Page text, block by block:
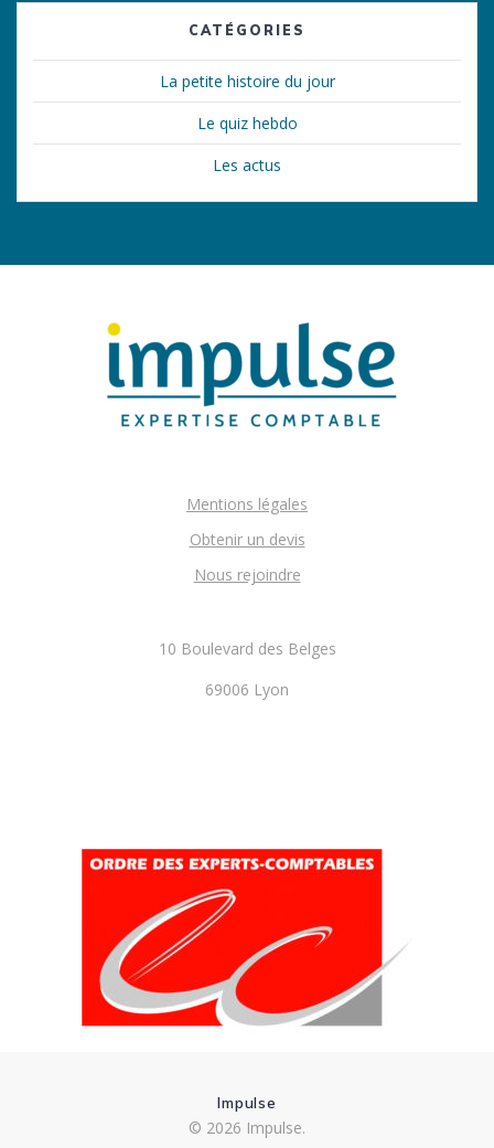
CATÉGORIES
La petite histoire du jour
Le quiz hebdo
Les actus
Mentions légales
Obtenir un devis
Nous rejoindre
10 Boulevard des Belges
69006 Lyon
Impulse
© 2026 Impulse.